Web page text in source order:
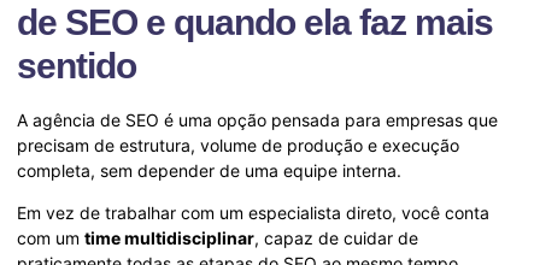
de SEO e quando ela faz mais
sentido
A agência de SEO é uma opção pensada para empresas que
precisam de estrutura, volume de produção e execução
completa, sem depender de uma equipe interna.
Em vez de trabalhar com um especialista direto, você conta
com um time multidisciplinar, capaz de cuidar de